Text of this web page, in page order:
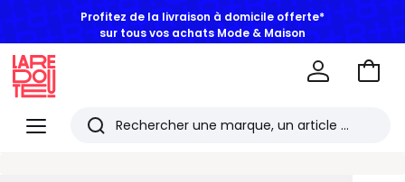
Profitez de la livraison à domicile offerte*
sur tous vos achats Mode & Maison
Menu
Redoute
Rechercher
Aller